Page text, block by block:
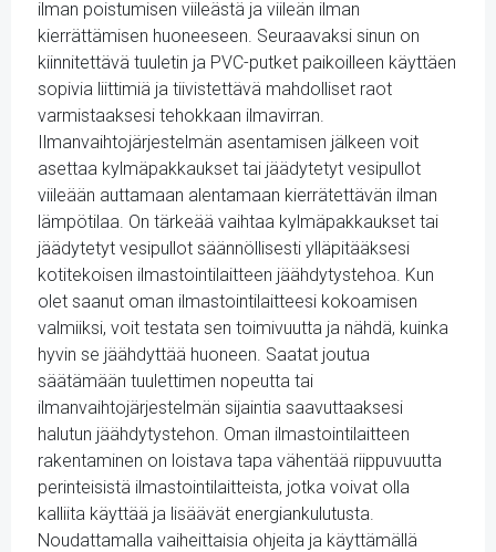
ilman poistumisen viileästä ja viileän ilman
kierrättämisen huoneeseen. Seuraavaksi sinun on
kiinnitettävä tuuletin ja PVC-putket paikoilleen käyttäen
sopivia liittimiä ja tiivistettävä mahdolliset raot
varmistaaksesi tehokkaan ilmavirran.
Ilmanvaihtojärjestelmän asentamisen jälkeen voit
asettaa kylmäpakkaukset tai jäädytetyt vesipullot
viileään auttamaan alentamaan kierrätettävän ilman
lämpötilaa. On tärkeää vaihtaa kylmäpakkaukset tai
jäädytetyt vesipullot säännöllisesti ylläpitääksesi
kotitekoisen ilmastointilaitteen jäähdytystehoa. Kun
olet saanut oman ilmastointilaitteesi kokoamisen
valmiiksi, voit testata sen toimivuutta ja nähdä, kuinka
hyvin se jäähdyttää huoneen. Saatat joutua
säätämään tuulettimen nopeutta tai
ilmanvaihtojärjestelmän sijaintia saavuttaaksesi
halutun jäähdytystehon. Oman ilmastointilaitteen
rakentaminen on loistava tapa vähentää riippuvuutta
perinteisistä ilmastointilaitteista, jotka voivat olla
kalliita käyttää ja lisäävät energiankulutusta.
Noudattamalla vaiheittaisia ohjeita ja käyttämällä